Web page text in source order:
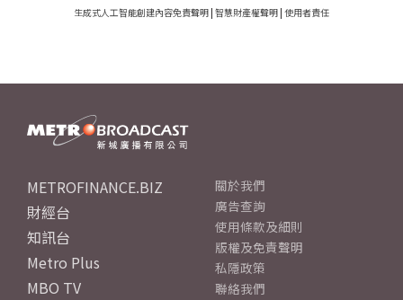
生成式人工智能創建內容免責聲明 | 智慧財產權聲明 | 使用者責任
METROFINANCE.BIZ
財經台
知訊台
Metro Plus
MBO TV
關於我們
廣告查詢
使用條款及細則
版權及免責聲明
私隱政策
聯絡我們